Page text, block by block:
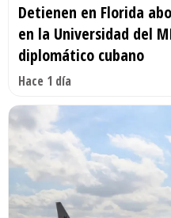
Detienen en Florida
en la Universidad del
diplomático cubano
Hace 1 día